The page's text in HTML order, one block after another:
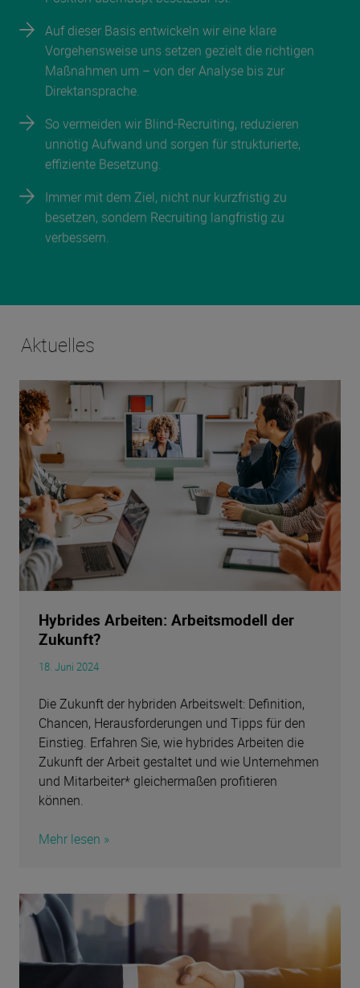
Auf dieser Basis entwickeln wir eine klare
Vorgehensweise uns setzen gezielt die richtigen
Maßnahmen um – von der Analyse bis zur
Direktansprache.
So vermeiden wir Blind-Recruiting, reduzieren
unnötig Aufwand und sorgen für strukturierte,
effiziente Besetzung.
Immer mit dem Ziel, nicht nur kurzfristig zu
besetzen, sondern Recruiting langfristig zu
verbessern.
Aktuelles
Hybrides Arbeiten: Arbeitsmodell der
Zukunft?
18. Juni 2024
Die Zukunft der hybriden Arbeitswelt: Definition,
Chancen, Herausforderungen und Tipps für den
Einstieg. Erfahren Sie, wie hybrides Arbeiten die
Zukunft der Arbeit gestaltet und wie Unternehmen
und Mitarbeiter* gleichermaßen profitieren
können.
Mehr lesen »